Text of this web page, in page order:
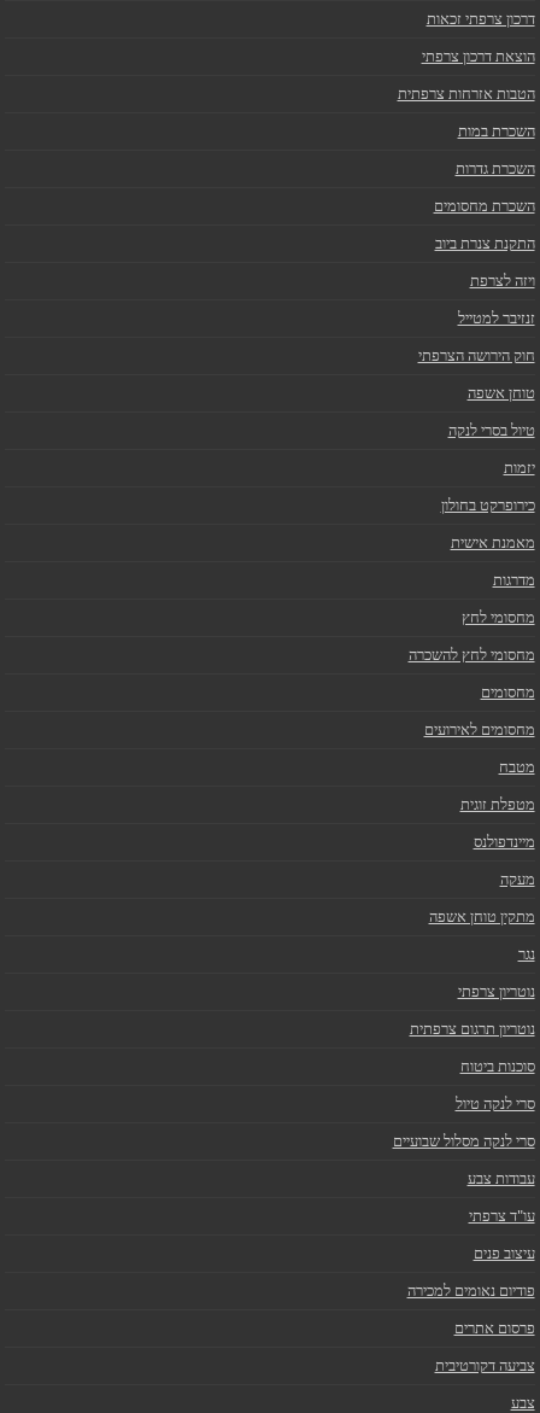
דרכון צרפתי זכאות
הוצאת דרכון צרפתי
הטבות אזרחות צרפתית
השכרת במות
השכרת גדרות
השכרת מחסומים
התקנת צנרת ביוב
ויזה לצרפת
זנזיבר למטייל
חוק הירושה הצרפתי
טוחן אשפה
טיול בסרי לנקה
יזמות
כירופרקט בחולון
מאמנת אישית
מדרגות
מחסומי לחץ
מחסומי לחץ להשכרה
מחסומים
מחסומים לאירועים
מטבח
מטפלת זוגית
מיינדפולנס
מעקה
מתקין טוחן אשפה
נגר
נוטריון צרפתי
נוטריון תרגום צרפתית
סוכנות ביטוח
סרי לנקה טיול
סרי לנקה מסלול שבועיים
עבודות צבע
עו"ד צרפתי
עיצוב פנים
פודיום נאומים למכירה
פרסום אתרים
צביעה דקורטיבית
צבע